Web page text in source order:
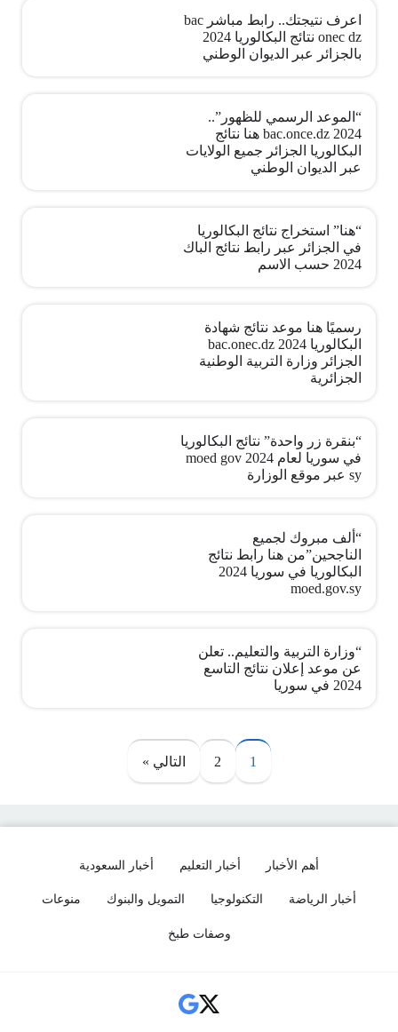
اعرف نتيجتك.. رابط مباشر bac
onec dz نتائج البكالوريا 2024
بالجزائر عبر الديوان الوطني
“الموعد الرسمي للظهور”..
bac.once.dz 2024 هنا نتائج
البكالوريا الجزائر جميع الولايات
عبر الديوان الوطني
“هنا” استخراج نتائج البكالوريا
في الجزائر عبر رابط نتائج الباك
2024 حسب الاسم
رسميًا هنا موعد نتائج شهادة
البكالوريا bac.onec.dz 2024
الجزائر وزارة التربية الوطنية
الجزائرية
“بنقرة زر واحدة” نتائج البكالوريا
في سوريا لعام 2024 moed gov
sy عبر موقع الوزارة
“ألف مبروك لجميع
الناجحين”من هنا رابط نتائج
البكالوريا في سوريا 2024
moed.gov.sy
“وزارة التربية والتعليم.. تعلن
عن موعد إعلان نتائج التاسع
2024 في سوريا
1
2 التالي »
أهم الأخبار أخبار التعليم أخبار السعودية
أخبار الرياضة التكنولوجيا التمويل والبنوك منوعات
وصفات طبخ
Social Links